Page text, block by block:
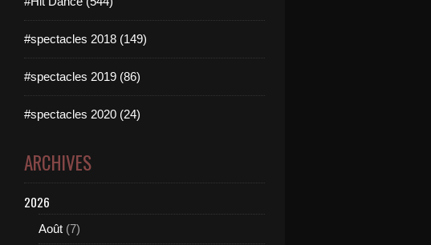
#spectacles 2018 (149)
#spectacles 2019 (86)
#spectacles 2020 (24)
ARCHIVES
2026
Août (7)